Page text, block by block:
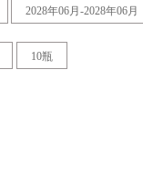
2028年06月-2028年06月
10瓶